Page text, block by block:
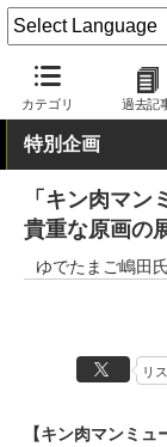
カテゴリ 過去記
MANGA Watch 少
特別企画
「キン肉マン
貴重な原画の
ゆでたまご嶋田
リ
【キン肉マンミュ